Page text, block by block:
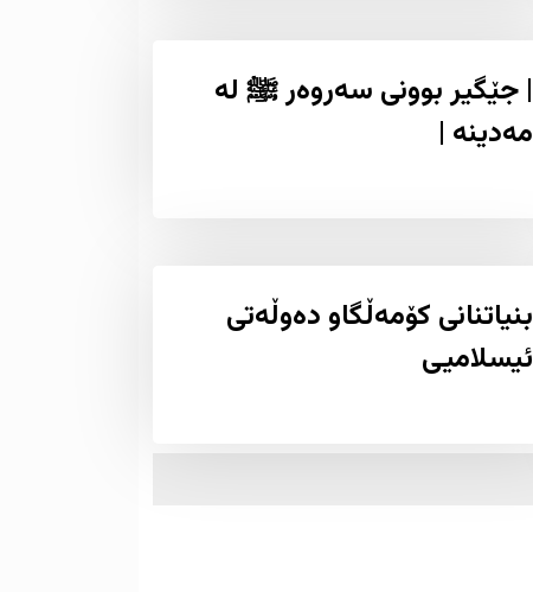
| جێگیر بوونی سه‌روه‌ر ﷺ له‌
مه‌دینه‌ |
بنیاتنانى کۆمەڵگاو دەوڵەتى
ئیسلامیی